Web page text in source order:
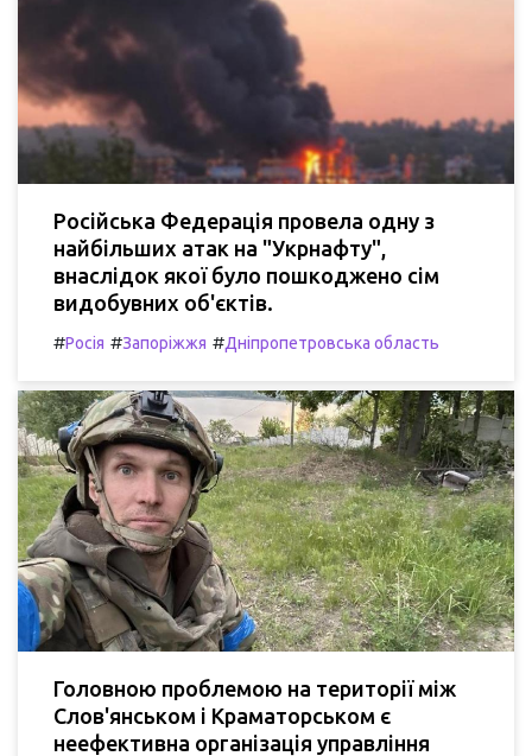
Російська Федерація провела одну з
найбільших атак на "Укрнафту",
внаслідок якої було пошкоджено сім
видобувних об'єктів.
#Росія #Запоріжжя #Дніпропетровська область
Головною проблемою на території між
Слов'янськом і Краматорськом є
неефективна організація управління